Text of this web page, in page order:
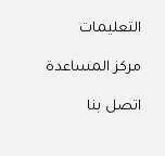
التعليمات
مركز المساعدة
اتصل بنا